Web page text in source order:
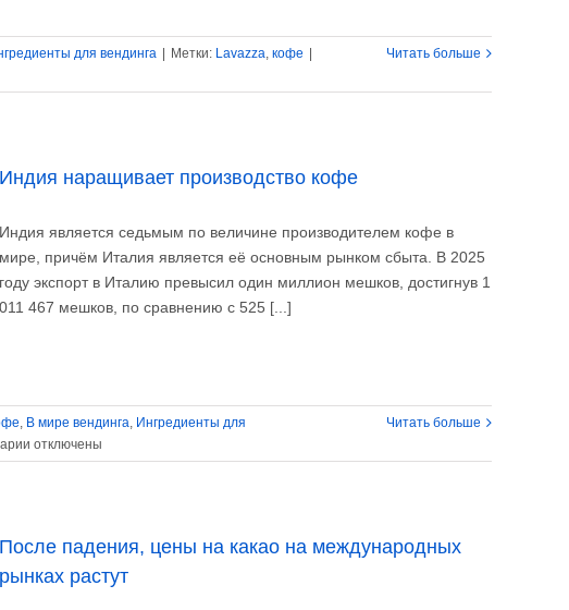
для вендинга Метки: Lavazza, кофе Читать больше
Индия наращивает производство кофе
Индия является седьмым по величине производителем кофе в
мире, причём Италия является её основным рынком сбыта. В 2025
году экспорт в Италию превысил один миллион мешков, достигнув 1
011 467 мешков, по сравнению с 525 [...]
, В мире вендинга, Ингредиенты для
к
записи
кофе
отключены
Читать больше
После падения, цены на какао на международных
рынках растут